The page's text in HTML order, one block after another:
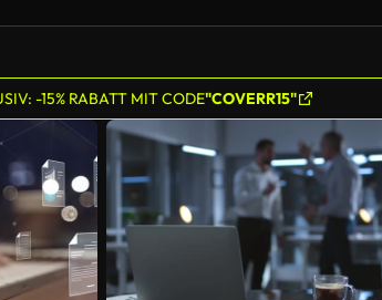
-15% RABATT MIT CODE"COVERR15"